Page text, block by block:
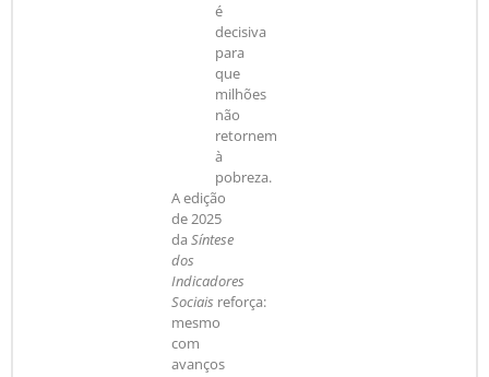
é
decisiva
para
que
milhões
não
retornem
à
pobreza.
A edição
de 2025
da Síntese
dos
Indicadores
Sociais reforça:
mesmo
com
avanços